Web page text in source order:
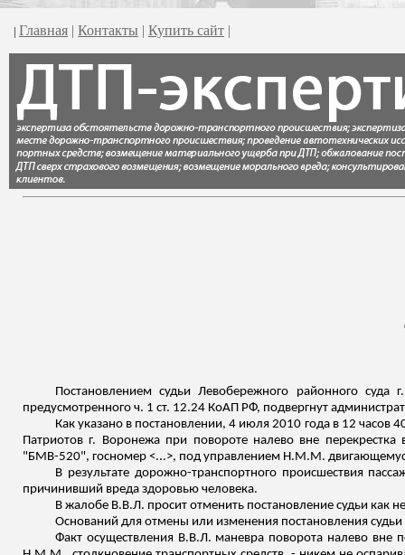
| Главная | Контакты | Купить сайт |
Постановлением судьи Левобережного районного
предусмотренного ч. 1 ст. 12.24 КоАП РФ, подвергнут
Как указано в постановлении, 4 июля 2010 года в 12
Патриотов г. Воронежа при повороте налево вне
"БМВ-520", госномер <...>, под управлением Н.М.М.
В результате дорожно-транспортного происшествия
причинивший вреда здоровью человека.
В жалобе В.В.Л. просит отменить постановление судьи как
Оснований для отмены или изменения постановления
Факт осуществления В.В.Л. маневра поворота налево вне